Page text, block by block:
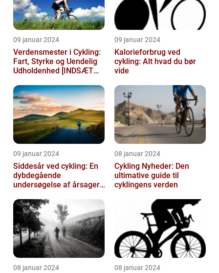
09 januar 2024
Verdensmester i Cykling:
Fart, Styrke og Uendelig
Udholdenhed [INDSÆT
09 januar 2024
Kalorieforbrug ved
cykling: Alt hvad du bør
vide
09 januar 2024
Siddesår ved cykling: En
dybdegående
undersøgelse af årsager,
behandling
08 januar 2024
Cykling Nyheder: Den
ultimative guide til
cyklingens verden
08 januar 2024 08 januar 2024